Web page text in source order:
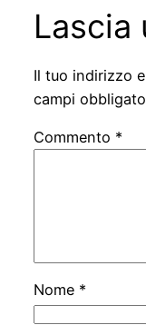
Lascia
Il tuo indirizzo
campi
Commento *
Nome *